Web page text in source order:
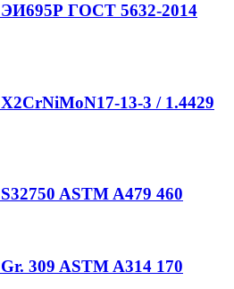
ЭИ695Р ГОСТ 5632-2014
X2CrNiMoN17-13-3 / 1.4429
S32750 ASTM A479 460
Gr. 309 ASTM A314 170